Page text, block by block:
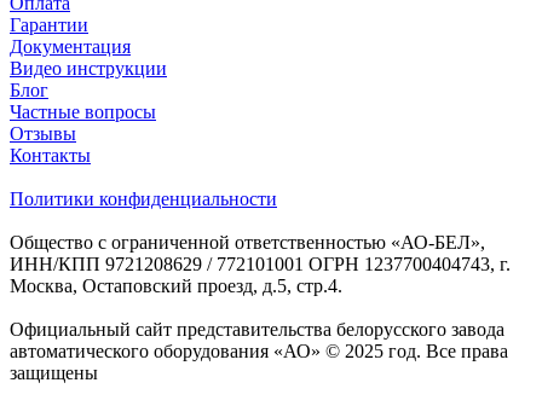
Гарантии
Документация
Видео инструкции
Блог
Частные вопросы
Отзывы
Контакты
Политики конфиденциальности
Общество с ограниченной ответственностью «АО-БЕЛ»,
ИНН/КПП 9721208629 / 772101001 ОГРН 1237700404743, г.
Москва, Остаповский проезд, д.5, стр.4.
Официальный сайт представительства белорусского завода
автоматического оборудования «АО» © 2025 год. Все права
защищены